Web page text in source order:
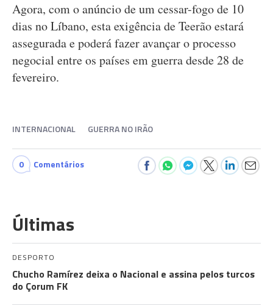
Agora, com o anúncio de um cessar-fogo de 10
dias no Líbano, esta exigência de Teerão estará
assegurada e poderá fazer avançar o processo
negocial entre os países em guerra desde 28 de
fevereiro.
INTERNACIONAL GUERRA NO IRÃO
0 Comentários
Últimas
DESPORTO
Chucho Ramírez deixa o Nacional e assina pelos turcos
do Çorum FK